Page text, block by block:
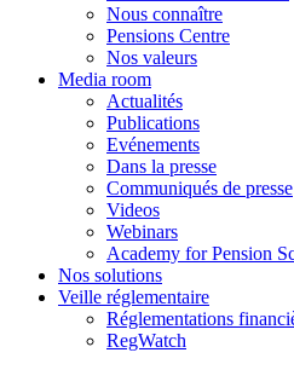
Nous connaître
Pensions Centre
Nos valeurs
Media room
Actualités
Publications
Evénements
Dans la presse
Communiqués de presse
Videos
Webinars
Academy for Pension
Nos solutions
Veille réglementaire
Réglementations
RegWatch